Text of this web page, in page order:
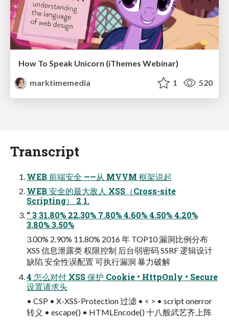
How To Speak Unicorn (iThemes Webinar)
marktimemedia
1 520
Transcript
WEB 前端安全 ——从 MVVM 框架说起
WEB 安全的最大敌人 XSS（Cross-site
Scripting） 2 1.
“ 3 31.80% 22.30% 7.80% 4.60% 4.50% 4.20%
3.80% 3.50%
3.00% 2.90% 11.80% 2016 年 TOP10 漏洞比例分布
XSS 信息泄露类 权限控制 后台弱密码 SSRF 逻辑设计
缺陷 安全性误配置 可执行漏洞 暴力破解
4 怎么对付 XSS 保护 Cookie • HttpOnly • Secure
设置请求头
• CSP • X-XSS-Protection 过滤 • < > • script onerror
转义 • escape() • HTMLEncode() 十八般武艺齐上阵